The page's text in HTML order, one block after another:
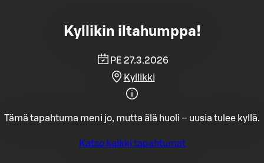
Kyllikin iltahumppa!
PE 27.3.2026
Kyllikki
Tämä tapahtuma meni jo, mutta älä huoli – uusia tulee kyllä.
Katso kaikki tapahtumat